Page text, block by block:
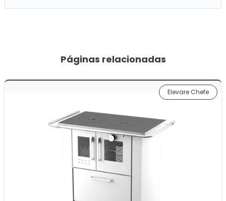
Páginas relacionadas
Elevare Chefe